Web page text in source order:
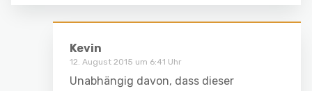
Kevin
12. August 2015 um 6:41 Uhr
Unabhängig davon, dass dieser